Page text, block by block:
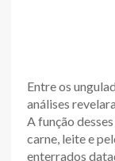
Entre os
análises
A função
carne, leite e
enterrados